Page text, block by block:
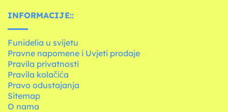
INFORMACIJE::
Funidelia u svijetu
Pravne napomene i Uvjeti prodaje
Pravila privatnosti
Pravila kolačića
Pravo odustajanja
Sitemap
O nama